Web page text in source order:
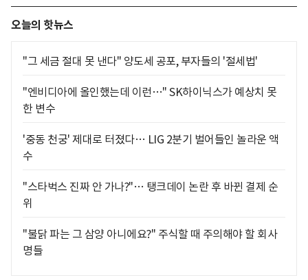
오늘의 핫뉴스
"그 세금 절대 못 낸다" 양도세 공포, 부자들의 '절세법'
"엔비디아에 올인했는데 이런…" SK하이닉스가 예상치 못
한 변수
'중동 천궁' 제대로 터졌다… LIG 2분기 벌어들인 놀라운 액
수
"스타벅스 진짜 안 가나?"… 탱크데이 논란 후 바뀐 결제 순
위
"불닭 파는 그 삼양 아니에요?" 주식할 때 주의해야 할 회사
명들